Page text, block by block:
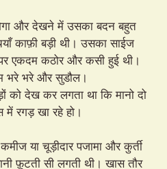
और देखने में उसका बदन बहुत
काफ़ी बड़ी थी। उसका साईज
एकदम कठोर और कसी हुई थी।
भरे भरे और सुडौल।
को देख कर लगता था कि मानो दो
रगड़ खा रहे हो।
या चूड़ीदार पजामा और कुर्ती
फ़ूटती सी लगती थी। खास तौर